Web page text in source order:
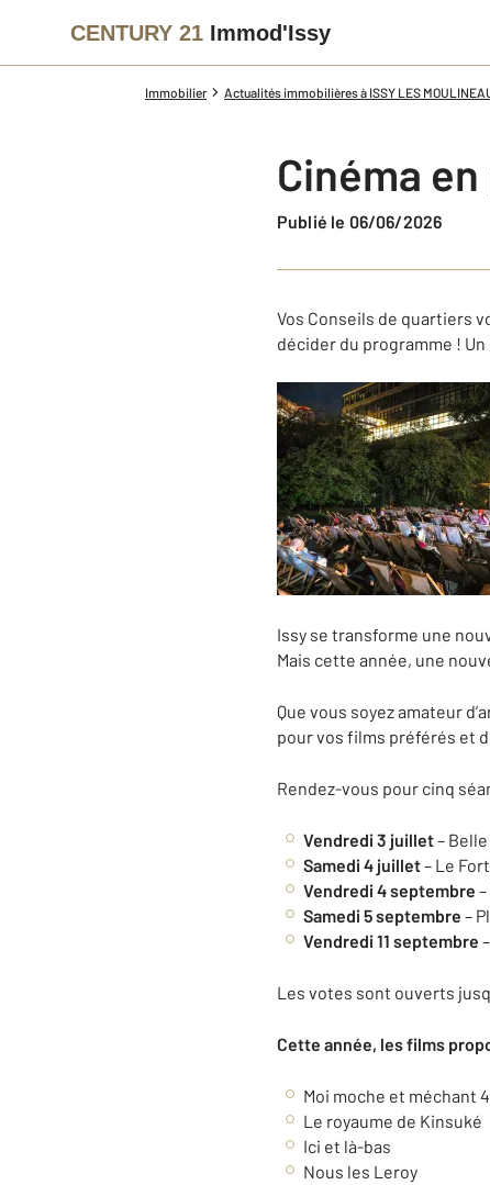
CENTURY 21 Immod'Issy
Immobilier Actualités immobilières à ISSY LES
Cinéma
Publié le 06/06/2026
Vos Conseils de quartiers
décider du programme !
Issy se transforme une
Mais cette année, une
Que vous soyez amateur
pour vos films préférés et
Rendez-vous pour cinq
Vendredi 3 juillet–
Samedi 4 juillet– Le Fort
Vendredi 4 septembre
Samedi 5 septembre –
Vendredi 11 septembre
Les votes sont ouverts
Cette année, les films
Moi moche et méchant 4
Le royaume de Kinsuké
Ici et là-bas
Nous les Leroy